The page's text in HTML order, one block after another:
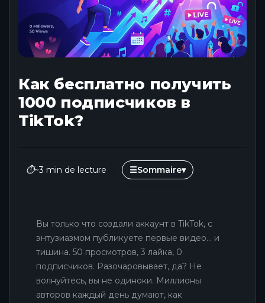
Как бесплатно получить
1000 подписчиков в
TikTok?
⏱~3 min de lecture ☰Sommaire▾
Вы только что создали аккаунт в TikTok, с
энтузиазмом публикуете первые видео... и
тишина. 50 просмотров, 3 лайка, 0
подписчиков. Разочаровывает, да? Не
волнуйтесь, вы не одиноки. Миллионы
авторов каждый день думают, как